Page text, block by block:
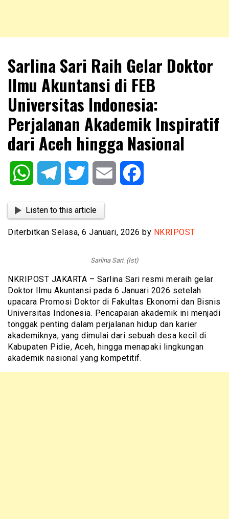
NKRIPOST
Sarlina Sari Raih Gelar Doktor
Ilmu Akuntansi di FEB
Universitas Indonesia:
Perjalanan Akademik Inspiratif
dari Aceh hingga Nasional
WhatsAppTelegram Twitter Email
Listen to this article
Diterbitkan Selasa, 6 Januari, 2026 by NKRIPOST
Sarlina Sari. (Ist)
NKRIPOST JAKARTA – Sarlina Sari resmi meraih gelar
Doktor Ilmu Akuntansi pada 6 Januari 2026 setelah
upacara Promosi Doktor di Fakultas Ekonomi dan Bisnis
Universitas Indonesia. Pencapaian akademik ini menjadi
tonggak penting dalam perjalanan hidup dan karier
akademiknya, yang dimulai dari sebuah desa kecil di
Kabupaten Pidie, Aceh, hingga menapaki lingkungan
akademik nasional yang kompetitif.